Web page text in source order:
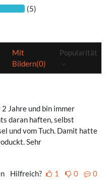
(5)
Mit
Bildern(0)
Popularität
2 Jahre und bin immer
daran haften, selbst
und vom Tuch. Damit hatte
Sehr
Hilfreich? 1 0 0